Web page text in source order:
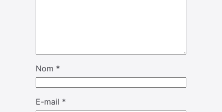
Nom *
E-mail *